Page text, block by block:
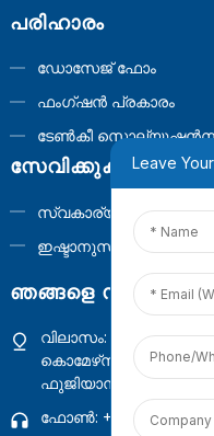
പരിഹാരം
ഡോസേജ് ഫോം
ഫംഗ്ഷൻ പ്രകാരം
ടേൺകീ
സേവിക്കുക
സ്വകാര്യ ലേബൽ
ഇഷ്ടാനുസൃത ഫോർമുല
ഞങ്ങളെ
വിലാസം: നാലാം നില,
കൊമേഴ്‌സ്യൽ
ഫുജിയാൻ, ചൈന
ഫോൺ: +86
Leave